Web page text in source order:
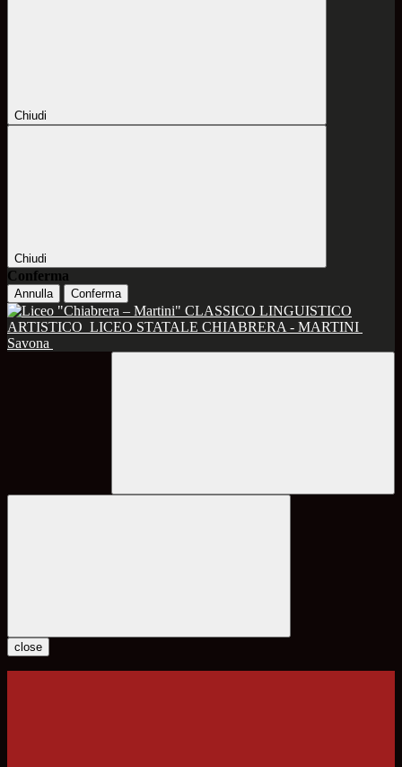
Chiudi
Chiudi
Conferma
Annulla Conferma
CLASSICO LINGUISTICO
ARTISTICO LICEO STATALE CHIABRERA - MARTINI
Savona
close